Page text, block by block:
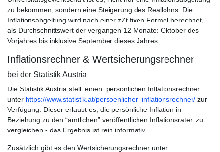
zu bekommen, sondern eine Steigerung des Reallohns. Die
Inflationsabgeltung wird nach einer zZt fixen Formel berechnet,
als Durchschnittswert der vergangen 12 Monate: Oktober des
Vorjahres bis inklusive September dieses Jahres.
Inflationsrechner & Wertsicherungsrechner
bei der Statistik Austria
Die Statistik Austria stellt einen persönlichen Inflationsrechner
unter https://www.statistik.at/persoenlicher_inflationsrechner/ zur
Verfügung. Dieser erlaubt es, die persönliche Inflation in
Beziehung zu den “amtlichen” veröffentlichen Inflationsraten zu
vergleichen - das Ergebnis ist rein informativ.
Zusätzlich gibt es den Wertsicherungsrechner unter